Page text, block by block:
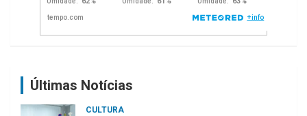
Últimas Notícias
CULTURA